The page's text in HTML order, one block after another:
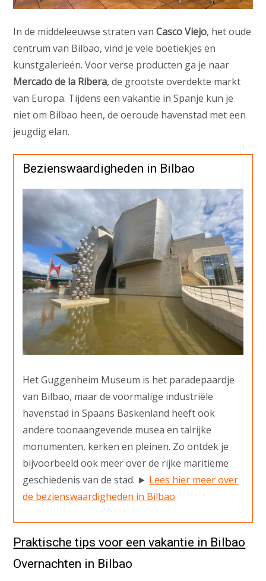
In de middeleeuwse straten vanCasco Viejo, het oude
centrum van Bilbao, vind je vele boetiekjes en
kunstgalerieën. Voor verse producten ga je naar
Mercado de la Ribera, de grootste overdekte markt
van Europa. Tijdens een vakantie in Spanje kun je
niet om Bilbao heen, de oeroude havenstad met een
jeugdig elan.
Bezienswaardigheden in Bilbao
Het Guggenheim Museum is het paradepaardje
van Bilbao, maar de voormalige industriële
havenstad in Spaans Baskenland heeft ook
andere toonaangevende musea en talrijke
monumenten, kerken en pleinen. Zo ontdek je
bijvoorbeeld ook meer over de rijke maritieme
geschiedenis van de stad. ► Lees hier meer over
de bezienswaardigheden in Bilbao
Praktische tips voor een vakantie in Bilbao
Overnachten in Bilbao